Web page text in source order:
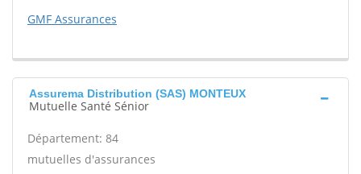
GMF Assurances
Assurema Distribution (SAS) MONTEUX
Mutuelle Santé Sénior
Département: 84
mutuelles d'assurances